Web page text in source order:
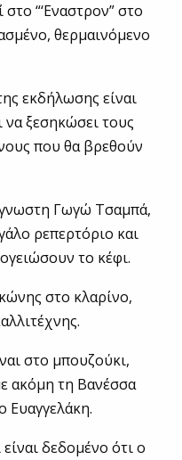
“‘Εναστρον” στο
θερμαινόμενο
εκδήλωσης είναι
να ξεσηκώσει τους
που θα βρεθούν
Γωγώ Τσαμπά,
ρεπερτόριο και
το κέφι.
στο κλαρίνο,
στο μπουζούκι,
ακόμη τη Βανέσσα
Ευαγγελάκη.
δεδομένο ότι ο